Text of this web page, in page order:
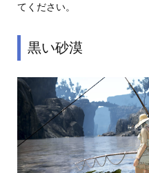
てください。
黒い砂漠